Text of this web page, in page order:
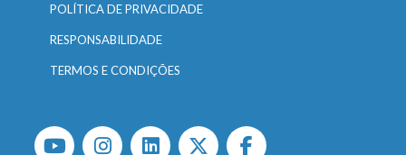
POLÍTICA DE PRIVACIDADE
RESPONSABILIDADE
TERMOS E CONDIÇÕES